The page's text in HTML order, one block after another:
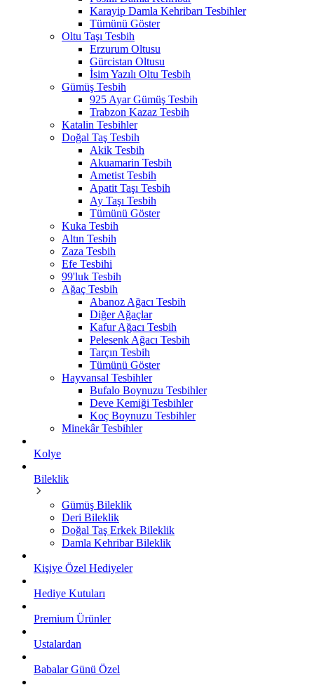
Karayip Damla Kehribarı Tesbihler
Tümünü Göster
Oltu Taşı Tesbih
Erzurum Oltusu
Gürcistan Oltusu
İsim Yazılı Oltu Tesbih
Gümüş Tesbih
925 Ayar Gümüş Tesbih
Trabzon Kazaz Tesbih
Katalin Tesbihler
Doğal Taş Tesbih
Akik Tesbih
Akuamarin Tesbih
Ametist Tesbih
Apatit Taşı Tesbih
Ay Taşı Tesbih
Tümünü Göster
Kuka Tesbih
Altın Tesbih
Zaza Tesbih
Efe Tesbihi
99'luk Tesbih
Ağaç Tesbih
Abanoz Ağacı Tesbih
Diğer Ağaçlar
Kafur Ağacı Tesbih
Pelesenk Ağacı Tesbih
Tarçın Tesbih
Tümünü Göster
Hayvansal Tesbihler
Bufalo Boynuzu Tesbihler
Deve Kemiği Tesbihler
Koç Boynuzu Tesbihler
Minekâr Tesbihler
Kolye
Bileklik
Gümüş Bileklik
Deri Bileklik
Doğal Taş Erkek Bileklik
Damla Kehribar Bileklik
Kişiye Özel Hediyeler
Hediye Kutuları
Premium Ürünler
Ustalardan
Babalar Günü Özel